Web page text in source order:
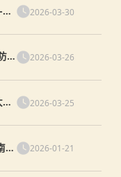
2026-03-30
2026-03-26
2026-03-25
师
2026-01-21